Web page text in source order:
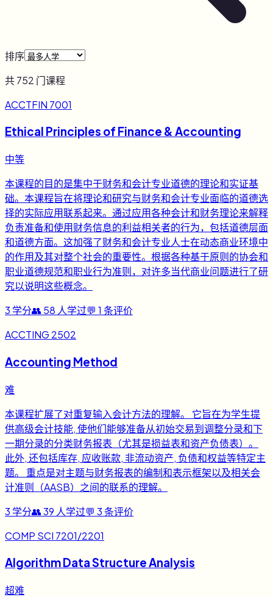
排序
共752 门课程
ACCTFIN 7001
Ethical Principles of Finance & Accounting
中等
本课程的目的是集中于财务和会计专业道德的理论和实证基
础。本课程旨在将理论和研究与财务和会计专业面临的道德选
择的实际应用联系起来。通过应用各种会计和财务理论来解释
负责准备和使用财务信息的利益相关者的行为，包括道德层面
和道德方面。这加强了财务和会计专业人士在动态商业环境中
的作用及其对整个社会的重要性。根据各种基于原则的协会和
职业道德规范和职业行为准则，对许多当代商业问题进行了研
究以说明这些概念。
3 学分👥 58 人学过💬 1 条评价
ACCTING 2502
Accounting Method
难
本课程扩展了对重复输入会计方法的理解。 它旨在为学生提
供高级会计技能, 使他们能够准备从初始交易到调整分录和下
一期分录的分类财务报表（尤其是损益表和资产负债表）。
此外, 还包括库存, 应收账款, 非流动资产, 负债和权益等特定主
题。 重点是对主题与财务报表的编制和表示框架以及相关会
计准则（AASB）之间的联系的理解。
3 学分👥39 人学过💬 3条评价
COMP SCI 7201/2201
Algorithm Data Structure Analysis
超难